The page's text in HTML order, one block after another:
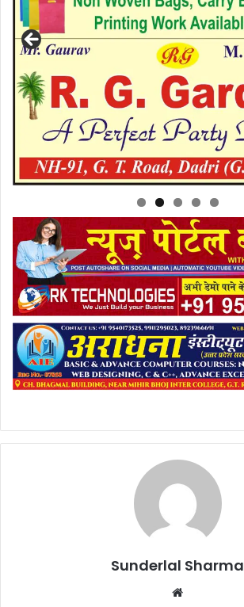
Sunderlal Sharma
Website